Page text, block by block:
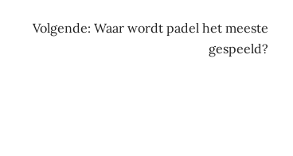
Volgende: Waar wordt padel het meeste
gespeeld?